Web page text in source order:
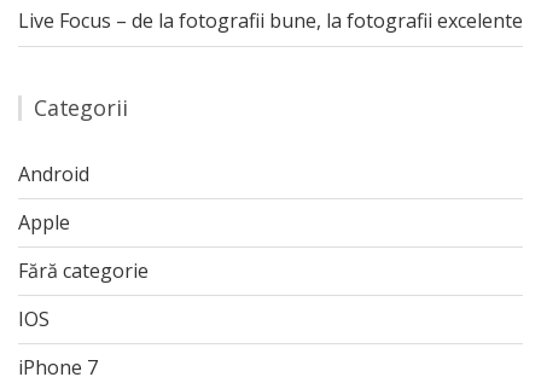
Live Focus – de la fotografii bune, la fotografii excelente
Categorii
Android
Apple
Fără categorie
IOS
iPhone 7